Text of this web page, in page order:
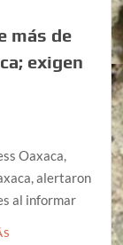
más de
exigen
Oaxaca,
alertaron
al informar